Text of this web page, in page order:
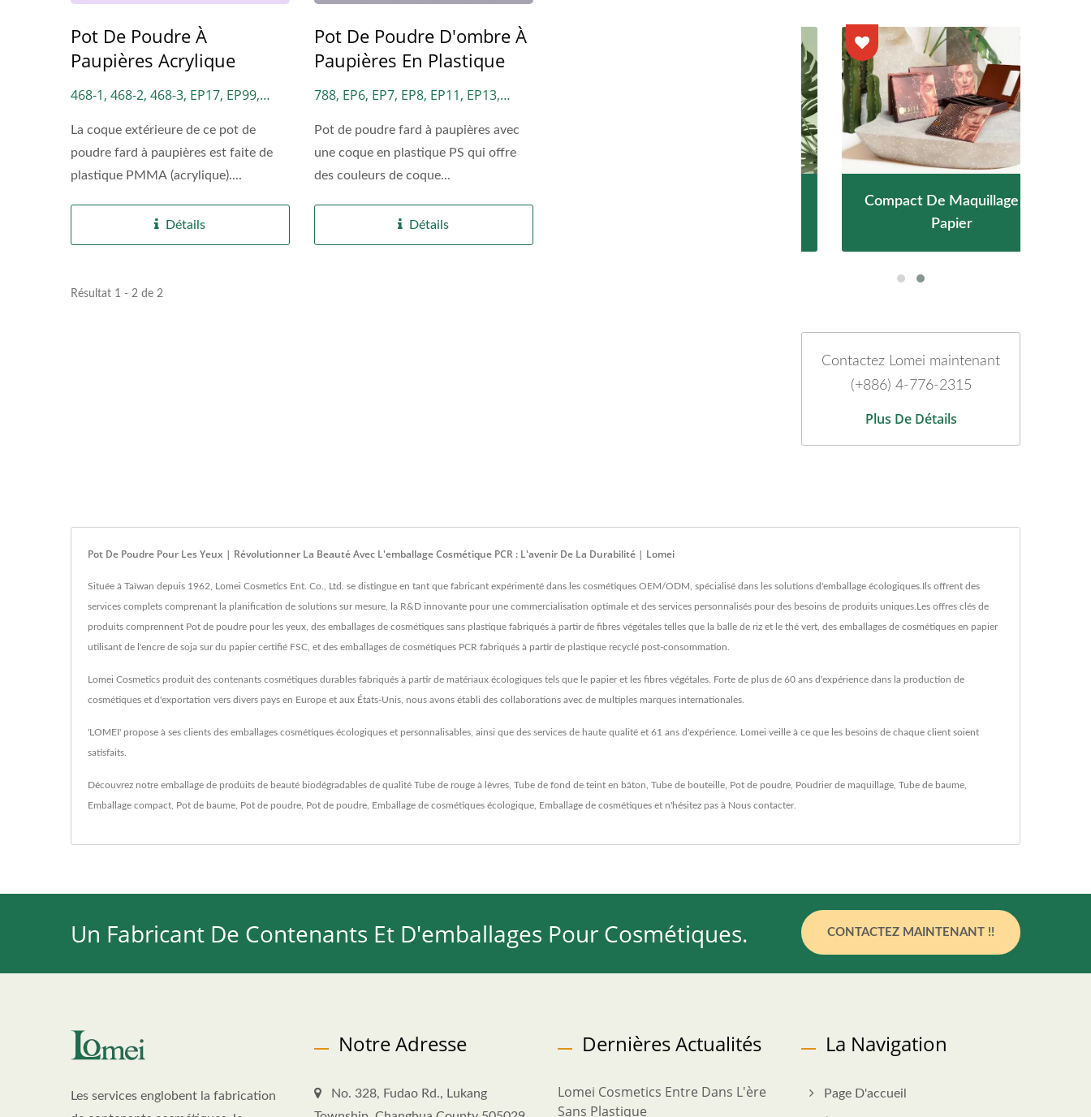
Pot De Poudre À
Paupières Acrylique
468-1, 468-2, 468-3, EP17, EP99,
La coque extérieure de ce pot de
poudre fard à paupières est faite de
plastique PMMA (acrylique)....
Détails
Pot De Poudre D'ombre À
Paupières En Plastique
788, EP6, EP7, EP8, EP11, EP13,
Pot de poudre fard à paupières avec
une coque en plastique PS qui offre
des couleurs de coque...
Détails
Résultat 1 - 2 de 2
Tube De Baume À Lèvres En
Fibres Végétales
Compact De Maquillage En
Papier
Compact De Maquillage En
Contactez Lomei maintenant
(+886) 4-776-2315
Plus De Détails
Pot De Poudre Pour Les Yeux | Révolutionner La Beauté Avec L'emballage Cosmétique PCR : L'avenir De La Durabilité | Lomei
Située à Taïwan depuis 1962, Lomei Cosmetics Ent. Co., Ltd. se distingue en tant que fabricant expérimenté dans les cosmétiques OEM/ODM, spécialisé dans les solutions d'emballage écologiques.Ils offrent des
services complets comprenant la planification de solutions sur mesure, la R&D innovante pour une commercialisation optimale et des services personnalisés pour des besoins de produits uniques.Les offres clés de
produits comprennent Pot de poudre pour les yeux, des emballages de cosmétiques sans plastique fabriqués à partir de fibres végétales telles que la balle de riz et le thé vert, des emballages de cosmétiques en papier
utilisant de l'encre de soja sur du papier certifié FSC, et des emballages de cosmétiques PCR fabriqués à partir de plastique recyclé post-consommation.
Lomei Cosmetics produit des contenants cosmétiques durables fabriqués à partir de matériaux écologiques tels que le papier et les fibres végétales. Forte de plus de 60 ans d'expérience dans la production de
cosmétiques et d'exportation vers divers pays en Europe et aux États-Unis, nous avons établi des collaborations avec de multiples marques internationales.
'LOMEI' propose à ses clients des emballages cosmétiques écologiques et personnalisables, ainsi que des services de haute qualité et 61 ans d'expérience. Lomei veille à ce que les besoins de chaque client soient
satisfaits.
Découvrez notre emballage de produits de beauté biodégradables de qualité Tube de rouge à lèvres Tube de fond de teint en bâton Tube de bouteille Pot de poudre Poudrier de maquillage Tube de baume
Emballage compact Pot de baume Pot de poudre Pot de poudre Emballage de cosmétiques écologique Emballage de cosmétiques et n'hésitez pas à Nous contacter.
Un Fabricant De Contenants Et D'emballages Pour Cosmétiques. CONTACTEZ MAINTENANT !!
Les services englobent la fabrication
Notre Adresse
No. 328, Fudao Rd., Lukang
Dernières Actualités
Lomei Cosmetics Entre Dans L'ère
Sans Plastique
La Navigation
Page D'accueil